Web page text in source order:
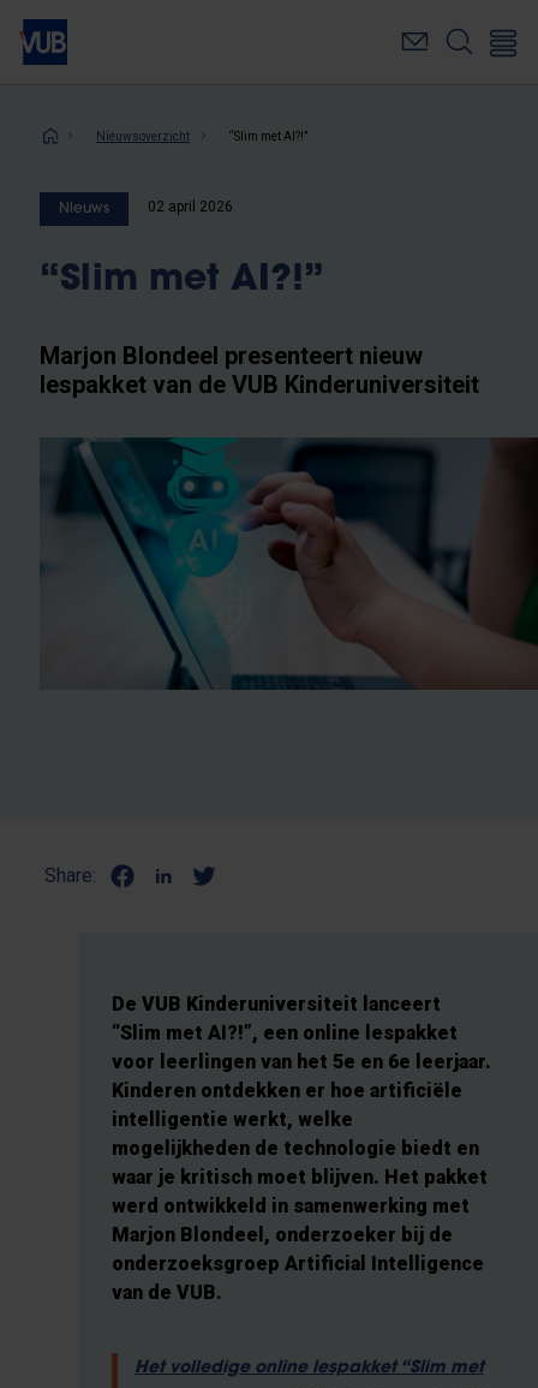
Overslaan
naar
inhoudKruimelpad
Nieuwsoverzicht “Slim met AI?!”
Nieuws 02 april 2026
“Slim met AI?!”
Marjon Blondeel presenteert nieuw
lespakket van de VUB Kinderuniversiteit
Share:
De VUB Kinderuniversiteit lanceert
“Slim met AI?!”, een online lespakket
voor leerlingen van het 5e en 6e leerjaar.
Kinderen ontdekken er hoe artificiële
intelligentie werkt, welke
mogelijkheden de technologie biedt en
waar je kritisch moet blijven. Het pakket
werd ontwikkeld in samenwerking met
Marjon Blondeel, onderzoeker bij de
onderzoeksgroep Artificial Intelligence
van de VUB.
Het volledige online lespakket “Slim met